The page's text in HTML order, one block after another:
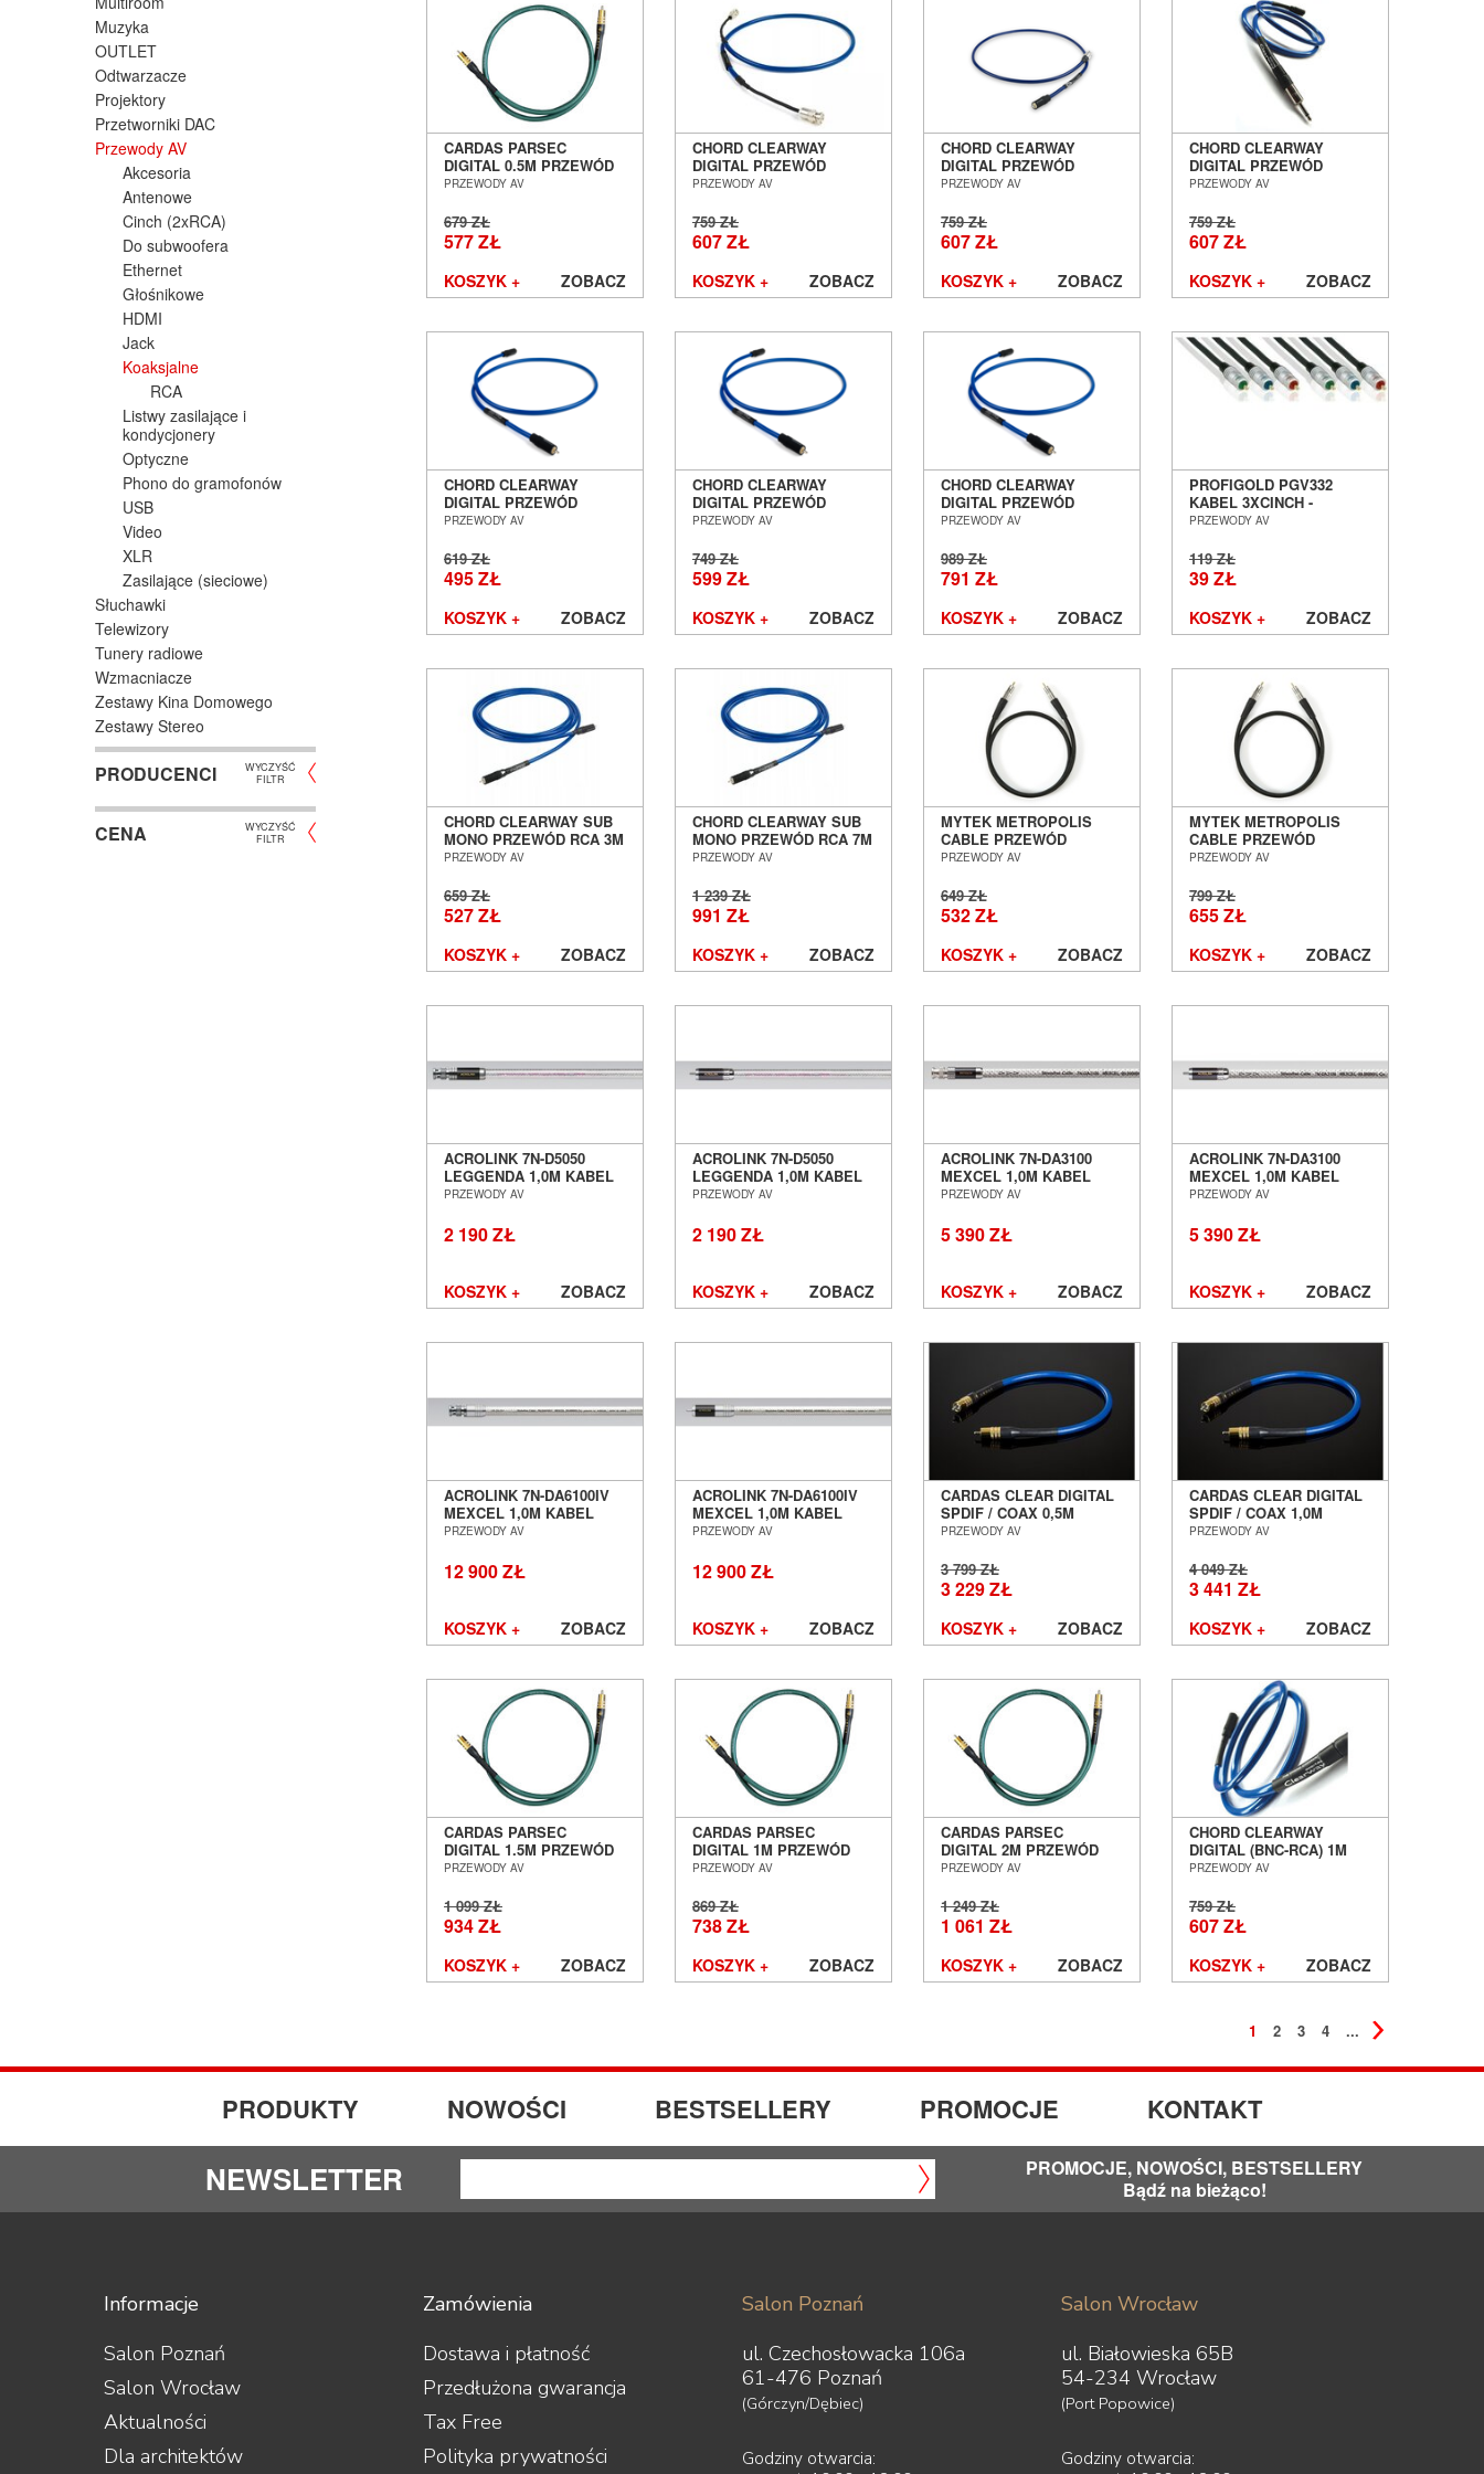
Muzyka
OUTLET
Odtwarzacze
Projektory
Przetworniki DAC
Przewody AV
Akcesoria
Antenowe
Cinch (2xRCA)
Do subwoofera
Ethernet
Głośnikowe
HDMI
Jack
Koaksjalne
RCA
Listwy zasilające i
kondycjonery
Optyczne
Phono do gramofonów
USB
Video
XLR
Zasilające (sieciowe)
Słuchawki
Telewizory
Tunery radiowe
Wzmacniacze
Zestawy Kina Domowego
Zestawy Stereo
PRODUCENCI
WYCZYŚĆ
FILTR
CENA
WYCZYŚĆ
FILTR
CARDAS PARSEC
DIGITAL 0.5M PRZEWÓD
KOAKSJALNY SALON
PRZEWODY AV
679 ZŁ
577 ZŁ
KOSZYK + ZOBACZ
CHORD CLEARWAY
DIGITAL PRZEWÓD
KOAKSJALNY BNC - BNC
WROCŁAW
PRZEWODY AV
759 ZŁ
607 ZŁ
KOSZYK + ZOBACZ
CHORD CLEARWAY
DIGITAL PRZEWÓD
KOAKSJALNY BNC - RCA
WROCŁAW
PRZEWODY AV
759 ZŁ
607 ZŁ
KOSZYK + ZOBACZ
CHORD CLEARWAY
DIGITAL PRZEWÓD
KOAKSJALNY RCA - MINI
POZNAŃ WROCŁAW
PRZEWODY AV
759 ZŁ
607 ZŁ
KOSZYK + ZOBACZ
CHORD CLEARWAY
DIGITAL PRZEWÓD
KOAKSJALNY RCA - RCA
WROCŁAW
PRZEWODY AV
619 ZŁ
495 ZŁ
KOSZYK + ZOBACZ
CHORD CLEARWAY
DIGITAL PRZEWÓD
KOAKSJALNY RCA - RCA
WROCŁAW
PRZEWODY AV
749 ZŁ
599 ZŁ
KOSZYK + ZOBACZ
CHORD CLEARWAY
DIGITAL PRZEWÓD
KOAKSJALNY RCA - RCA
WROCŁAW
PRZEWODY AV
989 ZŁ
791 ZŁ
KOSZYK + ZOBACZ
PROFIGOLD PGV332
KABEL 3XCINCH -
3XCINCH DŁ.1,5M
SALON POZNAŃ
WROCŁAW
PRZEWODY AV
119 ZŁ
39 ZŁ
KOSZYK + ZOBACZ
CHORD CLEARWAY SUB
MONO PRZEWÓD RCA 3M
SALON POZNAŃ
PRZEWODY AV
659 ZŁ
527 ZŁ
KOSZYK + ZOBACZ
CHORD CLEARWAY SUB
MONO PRZEWÓD RCA 7M
SALON POZNAŃ
PRZEWODY AV
1 239 ZŁ
991 ZŁ
KOSZYK + ZOBACZ
MYTEK METROPOLIS
CABLE PRZEWÓD
KOAKSJALNY RCA - RCA
WROCŁAW
PRZEWODY AV
649 ZŁ
532 ZŁ
KOSZYK + ZOBACZ
MYTEK METROPOLIS
CABLE PRZEWÓD
KOAKSJALNY RCA - RCA
WROCŁAW
PRZEWODY AV
799 ZŁ
655 ZŁ
KOSZYK + ZOBACZ
ACROLINK 7N-D5050
LEGGENDA 1,0M KABEL
CYFROWY BNC SALON
PRZEWODY AV
2 190 ZŁ
KOSZYK + ZOBACZ
ACROLINK 7N-D5050
LEGGENDA 1,0M KABEL
CYFROWY RCA SALON
PRZEWODY AV
2 190 ZŁ
KOSZYK + ZOBACZ
ACROLINK 7N-DA3100
MEXCEL 1,0M KABEL
CYFROWY BNC SALON
PRZEWODY AV
5 390 ZŁ
KOSZYK + ZOBACZ
ACROLINK 7N-DA3100
MEXCEL 1,0M KABEL
CYFROWY RCA SALON
PRZEWODY AV
5 390 ZŁ
KOSZYK + ZOBACZ
ACROLINK 7N-DA6100IV
MEXCEL 1,0M KABEL
CYFROWY BNC SALON
PRZEWODY AV
12 900 ZŁ
KOSZYK + ZOBACZ
ACROLINK 7N-DA6100IV
MEXCEL 1,0M KABEL
CYFROWY RCA SALON
PRZEWODY AV
12 900 ZŁ
KOSZYK + ZOBACZ
CARDAS CLEAR DIGITAL
SPDIF / COAX 0,5M
PRZEWÓD KOAKSJALNY
WROCŁAW
PRZEWODY AV
3 799 ZŁ
3 229 ZŁ
KOSZYK + ZOBACZ
CARDAS CLEAR DIGITAL
SPDIF / COAX 1,0M
PRZEWÓD KOAKSJALNY
WROCŁAW
PRZEWODY AV
4 049 ZŁ
3 441 ZŁ
KOSZYK + ZOBACZ
CARDAS PARSEC
DIGITAL 1.5M PRZEWÓD
KOAKSJALNY SALON
PRZEWODY AV
1 099 ZŁ
934 ZŁ
KOSZYK + ZOBACZ
CARDAS PARSEC
DIGITAL 1M PRZEWÓD
KOAKSJALNY SALON
PRZEWODY AV
869 ZŁ
738 ZŁ
KOSZYK + ZOBACZ
CARDAS PARSEC
DIGITAL 2M PRZEWÓD
KOAKSJALNY SALON
PRZEWODY AV
1 249 ZŁ
1 061 ZŁ
KOSZYK + ZOBACZ
CHORD CLEARWAY
DIGITAL (BNC-RCA) 1M
PRZEWÓD CYFROWY
WROCŁAW
PRZEWODY AV
759 ZŁ
607 ZŁ
KOSZYK + ZOBACZ
1 2 3 4 ...
PRODUKTY NOWOŚCI BESTSELLERY PROMOCJE KONTAKT
NEWSLETTER
PROMOCJE, NOWOŚCI, BESTSELLERY
Bądź na bieżąco!
Informacje
Salon Poznań
Salon Wrocław
Aktualności
Dla architektów
Zamówienia
Dostawa i płatność
Przedłużona gwarancja
Tax Free
Polityka prywatności
Salon Poznań
ul. Czechosłowacka 106a
61-476 Poznań
(Górczyn/Dębiec)
Godziny otwarcia:
Salon Wrocław
ul. Białowieska 65B
54-234 Wrocław
(Port Popowice)
Godziny otwarcia: